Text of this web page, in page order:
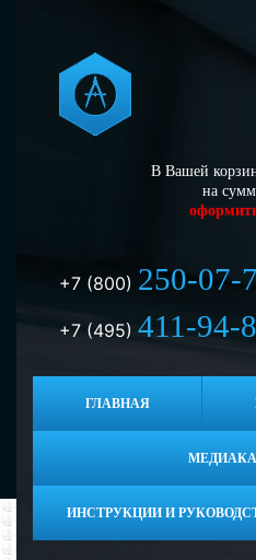
В Вашей
на
+7 (800) 250-07-
+7 (495) 411-94-
ГЛАВНАЯ
ИНСТРУКЦИИ И